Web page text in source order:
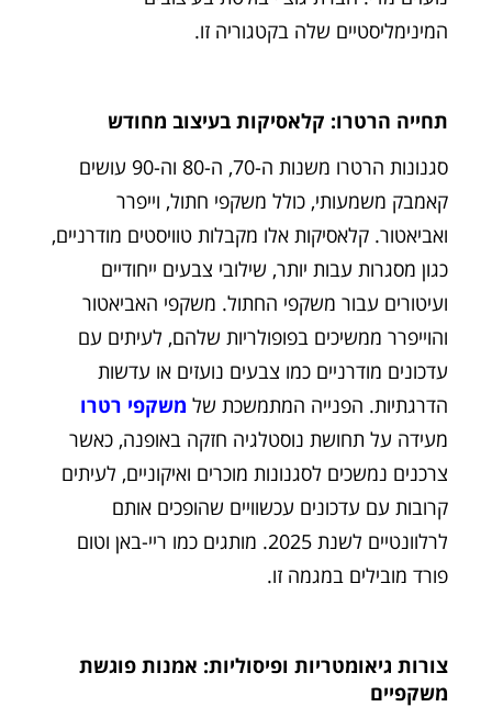
המינימליסטיים שלה בקטגוריה זו.
תחייה הרטרו: קלאסיקות בעיצוב מחודש
סגנונות הרטרו משנות ה-70, ה-80 וה-90 עושים
קאמבק משמעותי, כולל משקפי חתול, וייפרר
ואביאטור. קלאסיקות אלו מקבלות טוויסטים מודרניים,
כגון מסגרות עבות יותר, שילובי צבעים ייחודיים
ועיטורים עבור משקפי החתול. משקפי האביאטור
והוייפרר ממשיכים בפופולריות שלהם, לעיתים עם
עדכונים מודרניים כמו צבעים נועזים או עדשות
הדרגתיות. הפנייה המתמשכת שלמשקפי רטרו
מעידה על תחושת נוסטלגיה חזקה באופנה, כאשר
צרכנים נמשכים לסגנונות מוכרים ואיקוניים, לעיתים
קרובות עם עדכונים עכשוויים שהופכים אותם
לרלוונטיים לשנת 2025. מותגים כמו ריי-באן וטום
פורד מובילים במגמה זו.
צורות גיאומטריות ופיסוליות: אמנות פוגשת
משקפיים